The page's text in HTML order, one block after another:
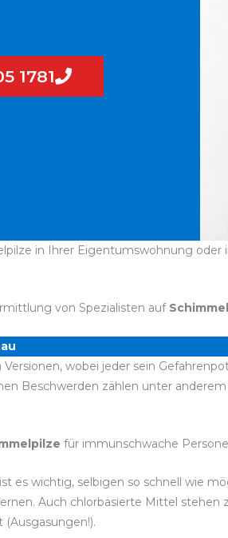
1781
in Ihrer Eigentumswohnung
von Spezialisten auf
wobei jeder sein
Beschwerden zählen unter
für immunschwache
ist es wichtig, selbigen so schnell wie
Auch chlorbasierte Mittel stehen